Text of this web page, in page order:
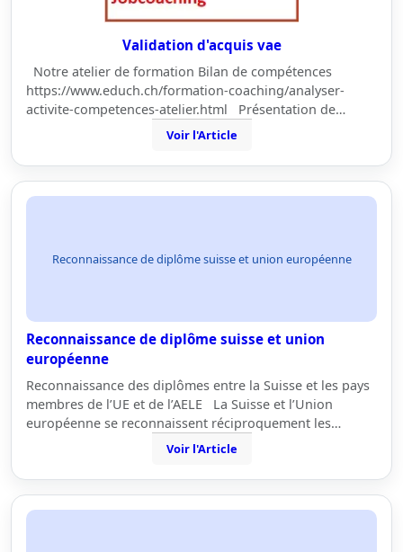
Validation d'acquis vae
Notre atelier de formation Bilan de compétences
https://www.educh.ch/formation-coaching/analyser-
activite-competences-atelier.html Présentation de…
Voir l'Article
Reconnaissance de diplôme suisse et union européenne
Reconnaissance de diplôme suisse et union
européenne
Reconnaissance des diplômes entre la Suisse et les pays
membres de l’UE et de l’AELE La Suisse et l’Union
européenne se reconnaissent réciproquement les…
Voir l'Article